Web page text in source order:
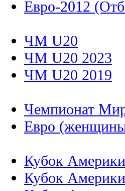
Евро-2012
ЧМ U20
ЧМ U20 2023
ЧМ U20 2019
Чемпионат
Евро
Кубок Америки
Кубок